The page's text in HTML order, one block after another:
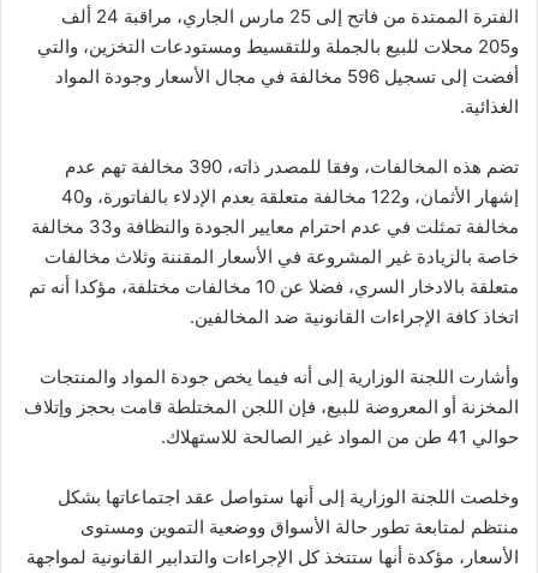
الفترة الممتدة من فاتح إلى 25 مارس الجاري، مراقبة 24 ألف
و205 محلات للبيع بالجملة وللتقسيط ومستودعات التخزين، والتي
أفضت إلى تسجيل 596 مخالفة في مجال الأسعار وجودة المواد
الغذائية.
تضم هذه المخالفات، وفقا للمصدر ذاته، 390 مخالفة تهم عدم
إشهار الأثمان، و122 مخالفة متعلقة بعدم الإدلاء بالفاتورة، و40
مخالفة تمثلت في عدم احترام معايير الجودة والنظافة و33 مخالفة
خاصة بالزيادة غير المشروعة في الأسعار المقننة وثلاث مخالفات
متعلقة بالادخار السري، فضلا عن 10 مخالفات مختلفة، مؤكدا أنه تم
اتخاذ كافة الإجراءات القانونية ضد المخالفين.
وأشارت اللجنة الوزارية إلى أنه فيما يخص جودة المواد والمنتجات
المخزنة أو المعروضة للبيع، فإن اللجن المختلطة قامت بحجز وإتلاف
حوالي 41 طن من المواد غير الصالحة للاستهلاك.
وخلصت اللجنة الوزارية إلى أنها ستواصل عقد اجتماعاتها بشكل
منتظم لمتابعة تطور حالة الأسواق ووضعية التموين ومستوى
الأسعار، مؤكدة أنها ستتخذ كل الإجراءات والتدابير القانونية لمواجهة